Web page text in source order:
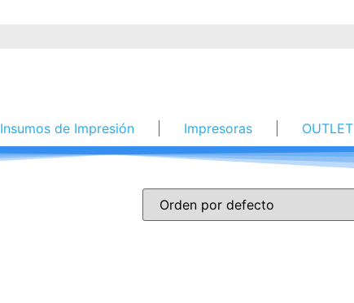
Insumos de Impresión Impresoras OUTLET